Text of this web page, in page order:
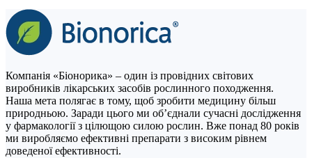
Компанія «Біонорика» – один із провідних світових
виробників лікарських засобів рослинного походження.
Наша мета полягає в тому, щоб зробити медицину більш
природньою. Заради цього ми об’єднали сучасні дослідження
у фармакології з цілющою силою рослин. Вже понад 80 років
ми виробляємо ефективні препарати з високим рівнем
доведеної ефективності.